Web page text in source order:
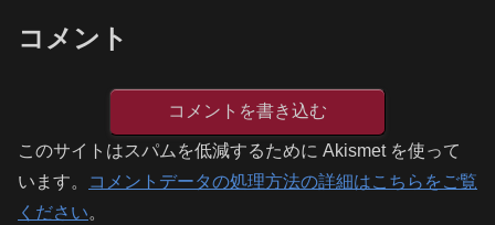
コメント
コメントを書き込む
このサイトはスパムを低減するために Akismet を使って
います。
コメントデータの処理方法の詳細はこちらをご覧
ください。